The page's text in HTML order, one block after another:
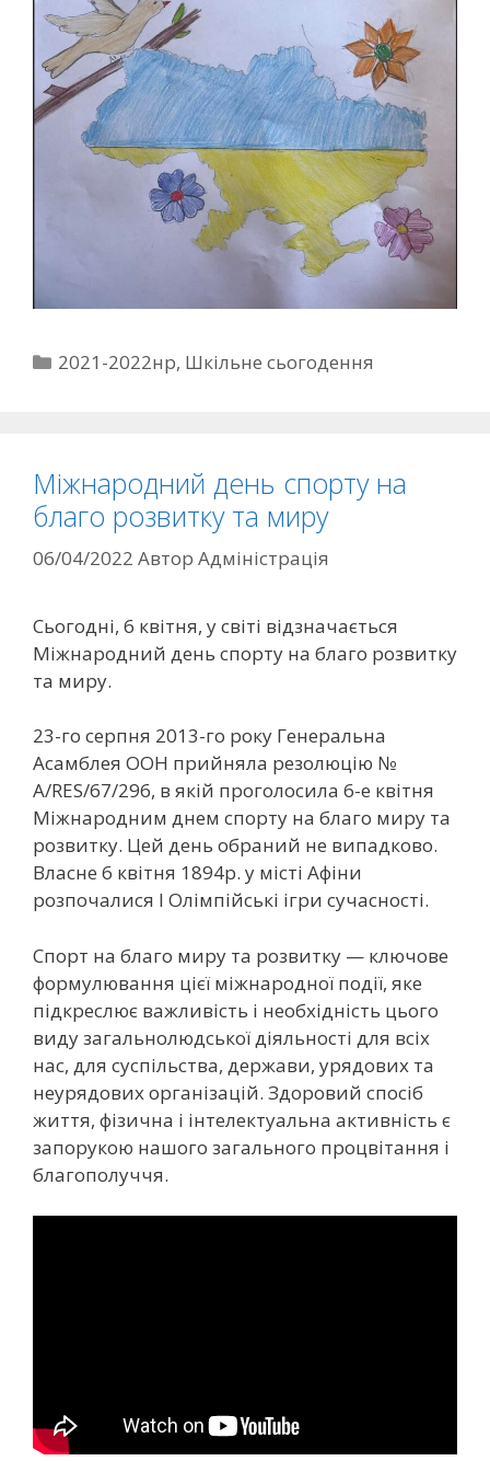
2021-2022нр, Шкільне сьогодення
Міжнародний день спорту на
благо розвитку та миру
06/04/2022 Автор Адміністрація
Сьогодні, 6 квітня, у світі відзначається
Міжнародний день спорту на благо розвитку
та миру.
23-го серпня 2013-го року Генеральна
Асамблея ООН прийняла резолюцію №
A/RES/67/296, в якій проголосила 6-е квітня
Міжнародним днем спорту на благо миру та
розвитку. Цей день обраний не випадково.
Власне 6 квітня 1894р. у місті Афіни
розпочалися І Олімпійські ігри сучасності.
Спорт на благо миру та розвитку — ключове
формулювання цієї міжнародної події, яке
підкреслює важливість і необхідність цього
виду загальнолюдської діяльності для всіх
нас, для суспільства, держави, урядових та
неурядових організацій. Здоровий спосіб
життя, фізична і інтелектуальна активність є
запорукою нашого загального процвітання і
благополуччя.